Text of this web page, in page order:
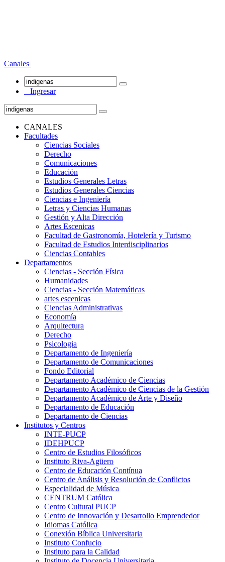
Canales
Ingresar
CANALES
Facultades
Ciencias Sociales
Derecho
Comunicaciones
Educación
Estudios Generales Letras
Estudios Generales Ciencias
Ciencias e Ingeniería
Letras y Ciencias Humanas
Gestión y Alta Dirección
Artes Escenicas
Facultad de Gastronomía, Hotelería y Turismo
Facultad de Estudios Interdisciplinarios
Ciencias Contables
Departamentos
Ciencias - Sección Física
Humanidades
Ciencias - Sección Matemáticas
artes escenicas
Ciencias Administrativas
Economía
Arquitectura
Derecho
Psicologia
Departamento de Ingeniería
Departamento de Comunicaciones
Fondo Editorial
Departamento Académico de Ciencias
Departamento Académico de Ciencias de la Gestión
Departamento Académico de Arte y Diseño
Departamento de Educación
Departamento de Ciencias
Institutos y Centros
INTE-PUCP
IDEHPUCP
Centro de Estudios Filosóficos
Instituto Riva-Agüero
Centro de Educación Contínua
Centro de Análisis y Resolución de Conflictos
Especialidad de Música
CENTRUM Católica
Centro Cultural PUCP
Centro de Innovación y Desarrollo Emprendedor
Idiomas Católica
Conexión Bíblica Universitaria
Instituto Confucio
Instituto para la Calidad